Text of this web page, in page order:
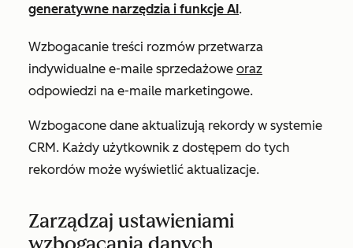
generatywne narzędzia i funkcje AI.
Wzbogacanie treści rozmów przetwarza
indywidualne e-maile sprzedażowe oraz
odpowiedzi na e-maile marketingowe.
Wzbogacone dane aktualizują rekordy w systemie
CRM. Każdy użytkownik z dostępem do tych
rekordów może wyświetlić aktualizacje.
Zarządzaj ustawieniami